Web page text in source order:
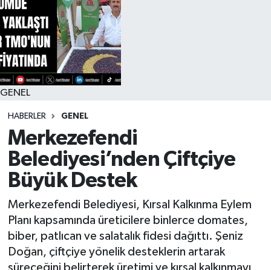
GENEL
HABERLER GENEL
Merkezefendi
Belediyesi’nden Çiftçiye
Büyük Destek
Merkezefendi Belediyesi, Kırsal Kalkınma Eylem
Planı kapsamında üreticilere binlerce domates,
biber, patlıcan ve salatalık fidesi dağıttı. Şeniz
Doğan, çiftçiye yönelik desteklerin artarak
süreceğini belirterek üretimi ve kırsal kalkınmayı
RESMİ İLAN